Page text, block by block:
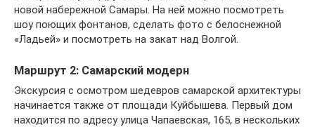
новой набережной Самары. На ней можно посмотреть
шоу поющих фонтанов, сделать фото с белоснежной
«Ладьей» и посмотреть на закат над Волгой.
Маршрут 2: Самарский модерн
Экскурсия с осмотром шедевров самарской архитектуры
начинается также от площади Куйбышева. Первый дом
находится по адресу улица Чапаевская, 165, в нескольких